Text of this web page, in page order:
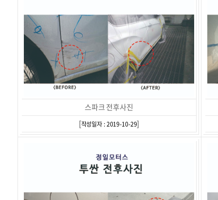
스파크 전후사진
[작성일자 : 2019-10-29]